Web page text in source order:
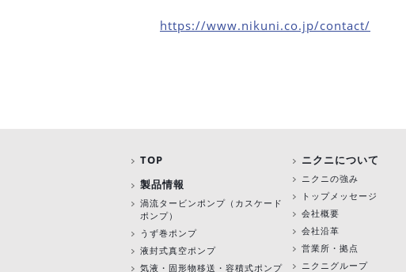
https://www.nikuni.co.jp/contact/
TOP
製品情報
渦流タービンポンプ （カスケード
ポンプ）
うず巻ポンプ
液封式真空ポンプ
気液・固形物移送・容積式ポンプ
ニクニについて
ニクニの強み
トップメッセージ
会社概要
会社沿革
営業所・拠点
ニクニグループ